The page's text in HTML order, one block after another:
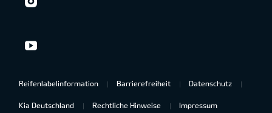
Reifenlabelinformation Barrierefreiheit Datenschutz
Kia Deutschland Rechtliche Hinweise Impressum